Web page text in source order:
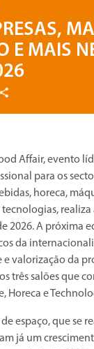
E MAIS
Affair, evento
para os
horeca,
realiza
2026. A próxima
da
valorização da
três salões que
Horeca e
espaço, que se
já um